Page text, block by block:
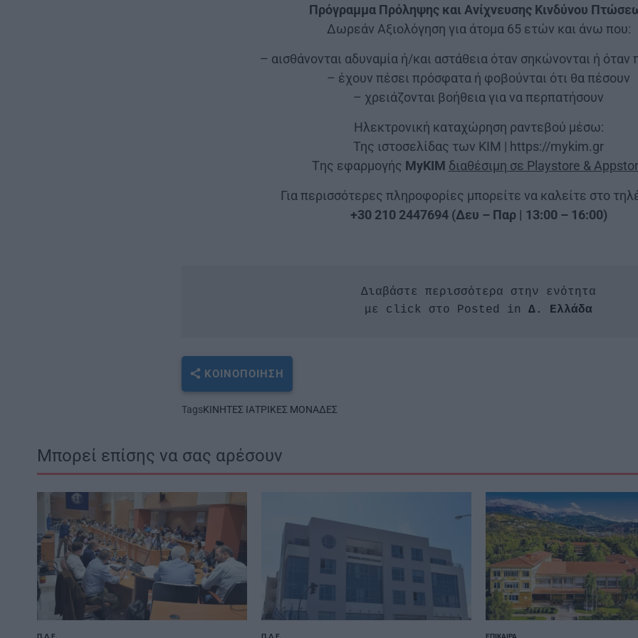
Πρόγραμμα Πρόληψης και Ανίχνευσης Κινδύνου
Δωρεάν Αξιολόγηση για άτομα 65 ετών και άνω που:
– αισθάνονται αδυναμία ή/και αστάθεια όταν σηκώνονται ή όταν
– έχουν πέσει πρόσφατα ή φοβούνται ότι θα πέσουν
– χρειάζονται βοήθεια για να περπατήσουν
Ηλεκτρονική καταχώρηση ραντεβού μέσω:
Της ιστοσελίδας των ΚΙΜ | https://mykim.gr
Tης εφαρμογής MyKIM διαθέσιμη σε Playstore &
Για περισσότερες πληροφορίες μπορείτε να καλείτε στο
+30 210 2447694 (Δευ – Παρ | 13:00 – 16:00)
Διαβάστε περισσότερα στην ενότητα
με click στο Posted in Δ. Ελλάδα
ΚΟΙΝΟΠΟΊΗΣΗ
TagsΚΙΝΗΤΕΣ ΙΑΤΡΙΚΕΣ ΜΟΝΑΔΕΣ
Μπορεί επίσης να σας αρέσουν
Π.Δ.Ε. Π.Δ.Ε. ΕΠΊΚΑΙΡΑ